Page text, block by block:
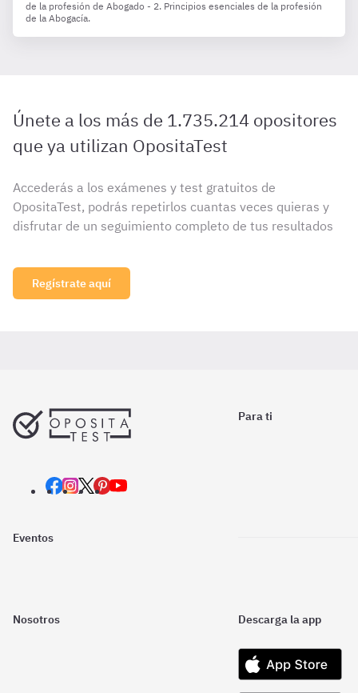
de la profesión de Abogado - 2. Principios esenciales de la profesión
de la Abogacía.
Únete a los más de 1.735.214 opositores
que ya utilizan OpositaTest
Accederás a los exámenes y test gratuitos de
OpositaTest, podrás repetirlos cuantas veces quieras y
disfrutar de un seguimiento completo de tus resultados
Regístrate aquí
Para ti
Eventos
Nosotros Descarga la app